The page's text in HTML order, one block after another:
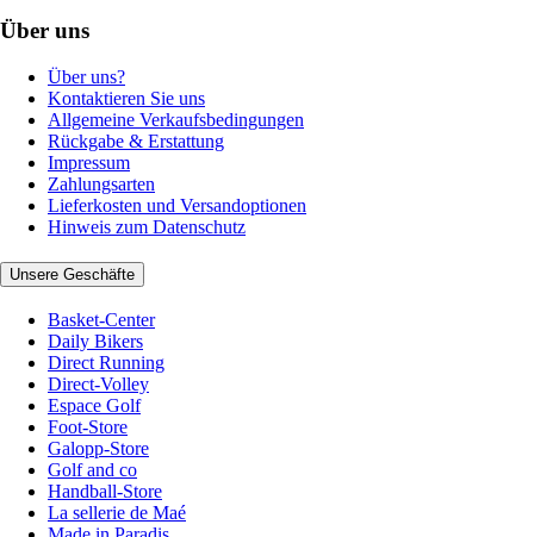
Über uns
Über uns?
Kontaktieren Sie uns
Allgemeine Verkaufsbedingungen
Rückgabe & Erstattung
Impressum
Zahlungsarten
Lieferkosten und Versandoptionen
Hinweis zum Datenschutz
Unsere Geschäfte
Basket-Center
Daily Bikers
Direct Running
Direct-Volley
Espace Golf
Foot-Store
Galopp-Store
Golf and co
Handball-Store
La sellerie de Maé